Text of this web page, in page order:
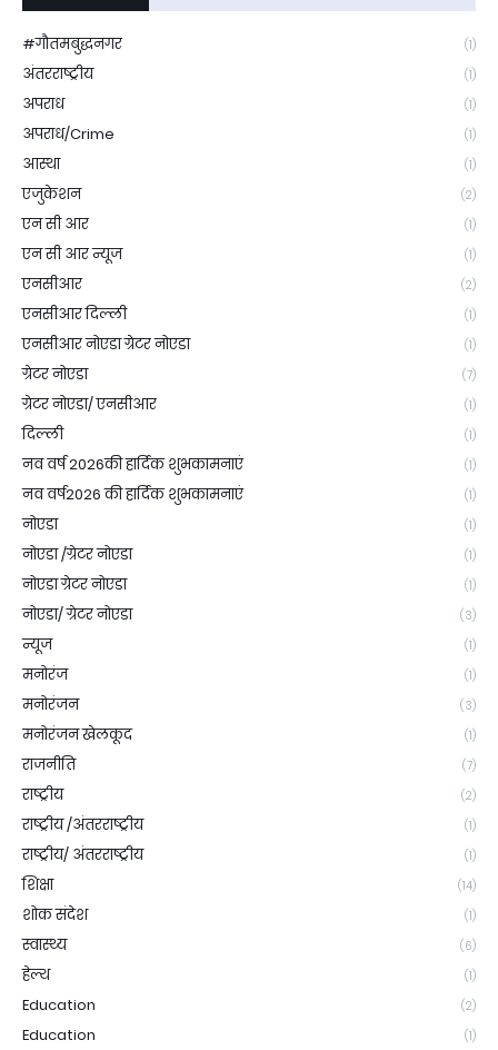
#गौतमबुद्धनगर (1)
अंतरराष्ट्रीय (1)
अपराध (1)
अपराध/Crime (1)
आस्था (1)
एजुकेशन (2)
एन सी आर (1)
एन सी आर न्यूज (1)
एनसीआर (2)
एनसीआर दिल्ली (1)
एनसीआर नोएडा ग्रेटर नोएडा (1)
ग्रेटर नोएडा (7)
ग्रेटर नोएडा/ एनसीआर (1)
दिल्ली (1)
नव वर्ष 2026की हार्दिक शुभकामनाएं (1)
नव वर्ष2026 की हार्दिक शुभकामनाएं (1)
नोएडा (1)
नोएडा /ग्रेटर नोएडा (1)
नोएडा ग्रेटर नोएडा (1)
नोएडा/ ग्रेटर नोएडा (3)
न्यूज (1)
मनोरंज (1)
मनोरंजन (3)
मनोरंजन खेलकूद (1)
राजनीति (7)
राष्ट्रीय (2)
राष्ट्रीय /अंतरराष्ट्रीय (1)
राष्ट्रीय/ अंतरराष्ट्रीय (1)
शिक्षा (14)
शोक संदेश (1)
स्वास्थ्य (6)
हेल्थ (1)
Education (2)
Education (1)